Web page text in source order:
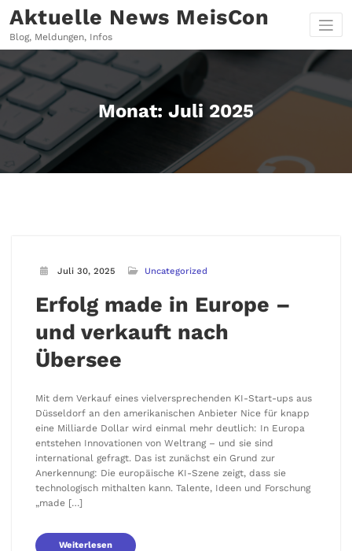
Inhalt
springen
Aktuelle News MeisCon
Blog, Meldungen, Infos
Monat: Juli 2025
Juli 30, 2025 Uncategorized
Erfolg made in Europe –
und verkauft nach
Übersee
Mit dem Verkauf eines vielversprechenden KI-Start-ups aus
Düsseldorf an den amerikanischen Anbieter Nice für knapp
eine Milliarde Dollar wird einmal mehr deutlich: In Europa
entstehen Innovationen von Weltrang – und sie sind
international gefragt. Das ist zunächst ein Grund zur
Anerkennung: Die europäische KI-Szene zeigt, dass sie
technologisch mithalten kann. Talente, Ideen und Forschung
„made […]
Weiterlesen